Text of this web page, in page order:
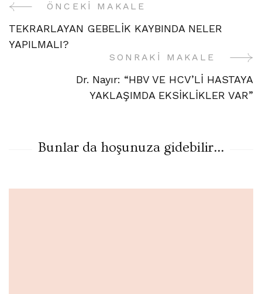
Yazı
Gezinme
ÖNCEKI MAKALE
TEKRARLAYAN GEBELİK KAYBINDA NELER
YAPILMALI?
SONRAKI MAKALE
Dr. Nayır: “HBV VE HCV’Lİ HASTAYA
YAKLAŞIMDA EKSİKLİKLER VAR”
Bunlar da hoşunuza gidebilir...